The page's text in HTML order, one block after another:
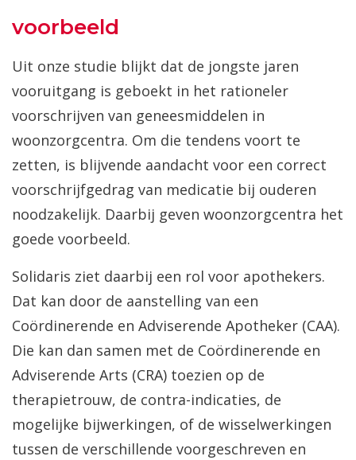
voorbeeld
Uit onze studie blijkt dat de jongste jaren
vooruitgang is geboekt in het rationeler
voorschrijven van geneesmiddelen in
woonzorgcentra. Om die tendens voort te
zetten, is blijvende aandacht voor een correct
voorschrijfgedrag van medicatie bij ouderen
noodzakelijk. Daarbij geven woonzorgcentra het
goede voorbeeld.
Solidaris ziet daarbij een rol voor apothekers.
Dat kan door de aanstelling van een
Coördinerende en Adviserende Apotheker (CAA).
Die kan dan samen met de Coördinerende en
Adviserende Arts (CRA) toezien op de
therapietrouw, de contra-indicaties, de
mogelijke bijwerkingen, of de wisselwerkingen
tussen de verschillende voorgeschreven en